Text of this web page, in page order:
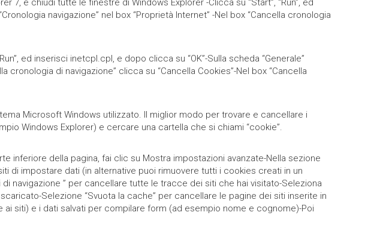
7, e chiudi tutte le finestre di Windows Explorer -Clicca su “Start”, “Run”, ed
navigazione” nel box “Proprietà Internet” -Nel box “Cancella cronologia
ed inserisci inetcpl.cpl, e dopo clicca su “OK”-Sulla scheda “Generale”
cronologia di navigazione” clicca su “Cancella Cookies”-Nel box “Cancella
Microsoft Windows utilizzato. Il miglior modo per trovare e cancellare i
Windows Explorer) e cercare una cartella che si chiami “cookie”.
inferiore della pagina, fai clic su Mostra impostazioni avanzate-Nella sezione
di impostare dati (in alternative puoi rimuovere tutti i cookies creati in un
navigazione ” per cancellare tutte le tracce dei siti che hai visitato-Seleziona
Selezione “Svuota la cache” per cancellare le pagine dei siti inserite in
siti) e i dati salvati per compilare form (ad esempio nome e cognome)-Poi